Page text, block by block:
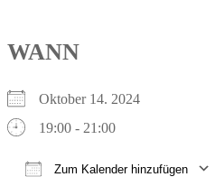
WANN
Oktober 14. 2024
19:00 - 21:00
Zum Kalender hinzufügen